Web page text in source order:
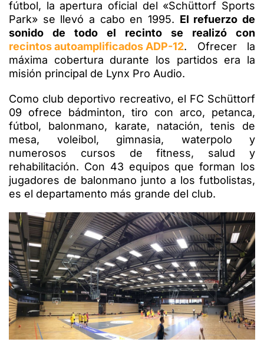
fútbol, la apertura oficial del «Schüttorf Sports
Park» se llevó a cabo en 1995. El refuerzo de
sonido de todo el recinto se realizó con
recintos autoamplificados ADP-12. Ofrecer la
máxima cobertura durante los partidos era la
misión principal de Lynx Pro Audio.
Como club deportivo recreativo, el FC Schüttorf
09 ofrece bádminton, tiro con arco, petanca,
fútbol, balonmano, karate, natación, tenis de
mesa, voleibol, gimnasia, waterpolo y
numerosos cursos de fitness, salud y
rehabilitación. Con 43 equipos que forman los
jugadores de balonmano junto a los futbolistas,
es el departamento más grande del club.